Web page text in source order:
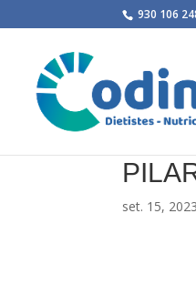
930 106
set. 15, 2023